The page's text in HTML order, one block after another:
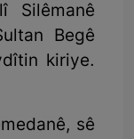
Silêmanê
Begê
kiriye.
sê